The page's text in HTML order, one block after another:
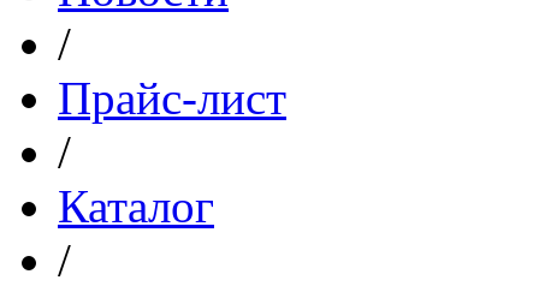
/
Прайс-лист
/
Каталог
/